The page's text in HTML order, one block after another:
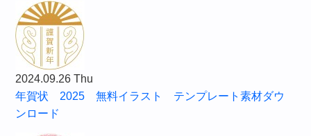
2024.09.26 Thu
年賀状 2025 無料イラスト テンプレート素材ダウ
ンロード